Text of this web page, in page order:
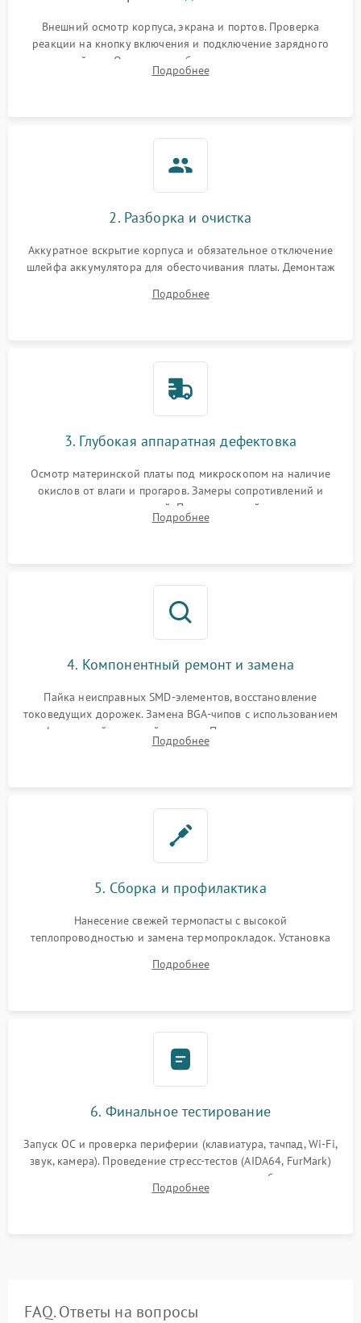
Внешний осмотр корпуса, экрана и портов. Проверка
реакции на кнопку включения и подключение зарядного
устройства. Оценка потребления тока с помощью
лабораторного блока питания для локализации проблемы.
Подробнее
2. Разборка и очистка
Аккуратное вскрытие корпуса и обязательное отключение
шлейфа аккумулятора для обесточивания платы. Демонтаж
высохшей термопасты с кристаллов чипов.
Подробнее
3. Глубокая аппаратная дефектовка
Осмотр материнской платы под микроскопом на наличие
окислов от влаги и прогаров. Замеры сопротивлений и
дежурных напряжений. Проверка цепей питания,
мультиконтроллера, процессора и видеочипа.
Подробнее
4. Компонентный ремонт и замена
Пайка неисправных SMD-элементов, восстановление
токоведущих дорожек. Замена BGA-чипов с использованием
инфракрасной паяльной станции. Прошивка микросхемы
BIOS или замена поврежденных портов USB
Подробнее
5. Сборка и профилактика
Нанесение свежей термопасты с высокой
теплопроводностью и замена термопрокладок. Установка
шлейфов, модулей памяти и накопителей. Предварительная
Подробнее
6. Финальное тестирование
Запуск ОС и проверка периферии (клавиатура, тачпад, Wi-Fi,
звук, камера). Проведение стресс-тестов (AIDA64, FurMark)
для контроля температурного режима и стабильности
системы под пиковой нагрузкой.
Подробнее
FAQ. Ответы на вопросы